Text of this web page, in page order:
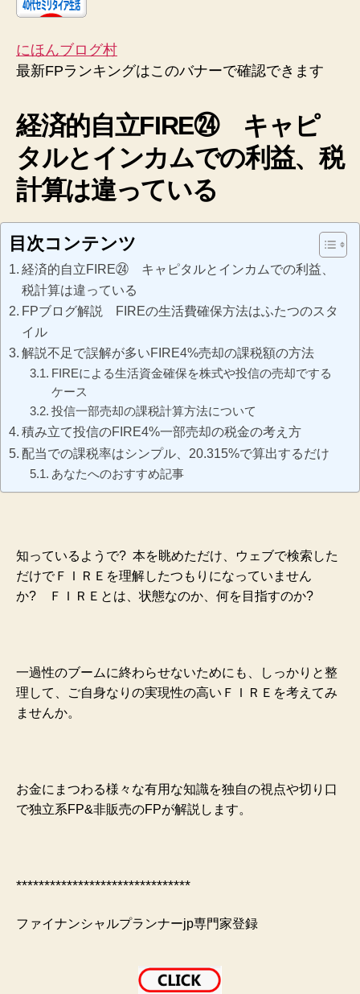
にほんブログ村
最新FPランキングはこのバナーで確認できます
経済的自立FIRE㉔ キャピ
タルとインカムでの利益、税
計算は違っている
目次コンテンツ
経済的自立FIRE㉔ キャピタルとインカムでの利益、
税計算は違っている
FPブログ解説 FIREの生活費確保方法はふたつのスタ
イル
解説不足で誤解が多いFIRE4%売却の課税額の方法
FIREによる生活資金確保を株式や投信の売却でする
ケース
投信一部売却の課税計算方法について
積み立て投信のFIRE4%一部売却の税金の考え方
配当での課税率はシンプル、20.315%で算出するだけ
あなたへのおすすめ記事
知っているようで? 本を眺めただけ、ウェブで検索した
だけでＦＩＲＥを理解したつもりになっていません
か?
ＦＩＲＥとは、状態なのか、何を目指すのか?
一過性のブームに終わらせないためにも、しっかりと整
理して、ご自身なりの実現性の高いＦＩＲＥを考えてみ
ませんか。
お金にまつわる様々な有用な知識を独自の視点や切り口
で独立系FP&非販売のFPが解説します。
*******************************
ファイナンシャルプランナーjp専門家登録